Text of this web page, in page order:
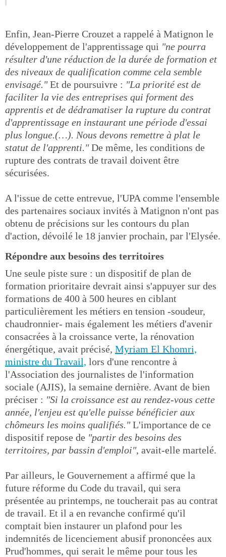
Enfin, Jean-Pierre Crouzet a rappelé à Matignon le
développement de l'apprentissage qui "ne pourra
résulter d'une réduction de la durée de formation et
des niveaux de qualification comme cela semble
envisagé."Et de poursuivre : "La priorité est de
faciliter la vie des entreprises qui forment des
apprentis et de dédramatiser la rupture du contrat
d'apprentissage en instaurant une période d'essai
plus longue.(…). Nous devons remettre à plat le
statut de l'apprenti."De même, les conditions de
rupture des contrats de travail doivent être
sécurisées.
A l'issue de cette entrevue, l'UPA comme l'ensemble
des partenaires sociaux invités à Matignon n'ont pas
obtenu de précisions sur les contours du plan
d'action, dévoilé le 18 janvier prochain, par l'Elysée.
Répondre aux besoins des territoires
Une seule piste sure : un dispositif de plan de
formation prioritaire devrait ainsi s'appuyer sur des
formations de 400 à 500 heures en ciblant
particulièrement les métiers en tension -soudeur,
chaudronnier- mais également les métiers d'avenir
consacrées à la croissance verte, la rénovation
énergétique, avait précisé, Myriam El Khomri,
ministre du Travail, lors d'une rencontre à
l'Association des journalistes de l'information
sociale (AJIS), la semaine dernière. Avant de bien
préciser : "Si la croissance est au rendez-vous cette
année, l'enjeu est qu'elle puisse bénéficier aux
chômeurs les moins qualifiés."L'importance de ce
dispositif repose de "partir des besoins des
territoires, par bassin d'emploi", avait-elle martelé.
Par ailleurs, le Gouvernement a affirmé que la
future réforme du Code du travail, qui sera
présentée au printemps, ne toucherait pas au contrat
de travail. Et il a en revanche confirmé qu'il
comptait bien instaurer un plafond pour les
indemnités de licenciement abusif prononcées aux
Prud'hommes, qui serait le même pour tous les